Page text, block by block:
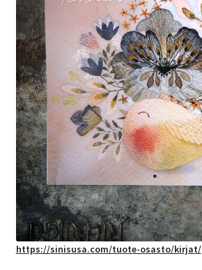
https://sinisusa.com/tuote-osasto/kirjat/